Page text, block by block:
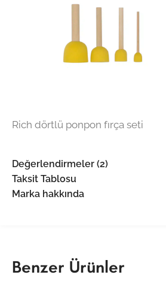
Rich dörtlü ponpon fırça seti
Değerlendirmeler (2)
Taksit Tablosu
Marka hakkında
Benzer Ürünler